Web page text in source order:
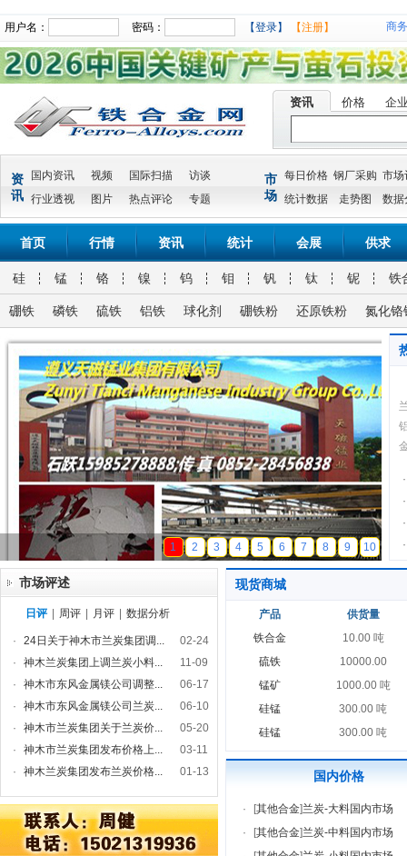
用户名： 密码： 【登录】 【注册】 商
资讯 价格 企
资
讯
国内资讯 视频 国际扫描
访谈
行业透视
图片 热点评论 专题
市
场
每日价格 钢厂采购 市场
统计数据
走势图 数据
首页 行情 资讯 统计 会展 供求
硅 锰 铬 镍 钨 钼 钒 钛 铌 铁
硼铁 磷铁 硫铁 铝铁 球化剂 硼铁粉 还原铁粉 氮化铬
氮化金属锰氮化金属锰 Mn 90% MIN N 3-7% 10-50MM 兰炭
天磁锰业
1 2 3 4 5 6 7 8 9 10
·
·
·
·
市场评述
日评 周评 月评 数据分析
· 24日关于神木市兰炭集团调...
02-24
·
神木兰炭集团上调兰炭小料...
11-09
·
神木市东风金属镁公司调整...
06-17
·
神木市东风金属镁公司兰炭...
06-10
·
神木市兰炭集团关于兰炭价...
05-20
·
神木市兰炭集团发布价格上...
03-11
·
神木兰炭集团发布兰炭价格... 01-13
现货商城
产品
供货量
铁合金
10.00 吨
硫铁
10000.00
锰矿
1000.00 吨
硅锰
300.00 吨
硅锰
300.00 吨
国内价格
· [其他合金]兰炭-大料国内市场
·
[其他合金]兰炭-中料国内市场